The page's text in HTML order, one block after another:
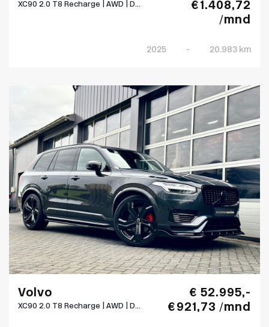
XC90 2.0 T8 Recharge | AWD | D...
€ 1.408,72
/mnd
2025 - 20.983 km
Volvo
XC90 2.0 T8 Recharge | AWD | D...
€ 52.995,-
€ 921,73 /mnd